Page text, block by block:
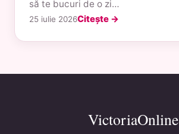
să te bucuri de o zi…
25 iulie 2026Citește →
VictoriaOnline